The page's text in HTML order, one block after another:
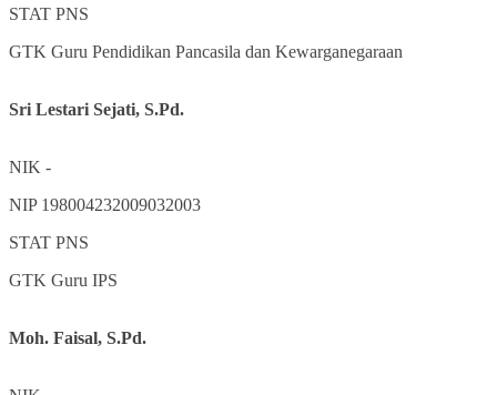
STAT PNS
GTK Guru Pendidikan Pancasila dan Kewarganegaraan
Sri Lestari Sejati, S.Pd.
NIK -
NIP 198004232009032003
STAT PNS
GTK Guru IPS
Moh. Faisal, S.Pd.